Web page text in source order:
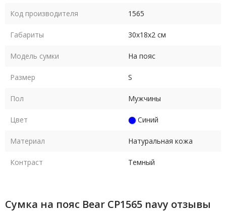
Код производителя 1565
Габариты 30х18х2 см
Модель сумки На пояс
Размер S
Пол Мужчины
Цвет Синий
Материал Натуральная кожа
Контраст Темный
Сумка на пояс Bear CP1565 navy отзывы